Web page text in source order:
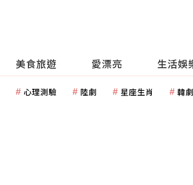
美食旅遊 愛漂亮 生活娛
心理測驗 陸劇 星座生肖 韓劇